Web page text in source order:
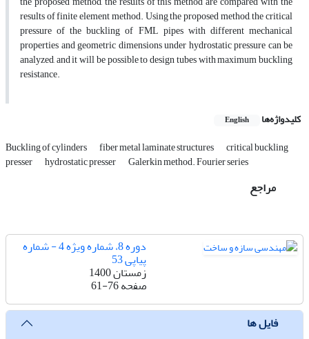
results of finite element method. Using the proposed method, the critical
pressure of the buckling of FML pipes with different mechanical
properties and geometric dimensions under hydrostatic pressure can be
analyzed, and it will be possible to design tubes with maximum buckling
resistance.
کلیدواژه‌ها English
Buckling of cylinders fiber metal laminate structures critical buckling
presser hydrostatic presser Galerkin method. Fourier series
مراجع
دوره 8، شماره ویژه 4 - شماره
پیاپی 53
زمستان 1400
صفحه61-76
فایل ها